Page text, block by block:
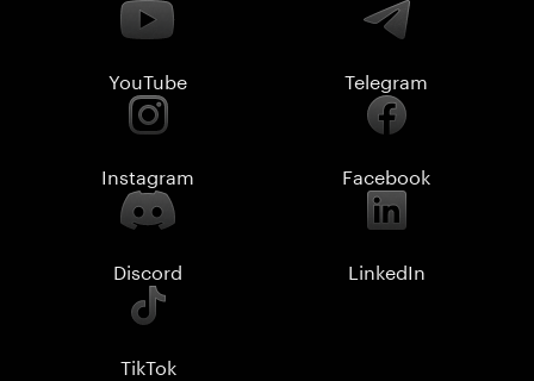
YouTube Telegram
Instagram Facebook
Discord LinkedIn
TikTok